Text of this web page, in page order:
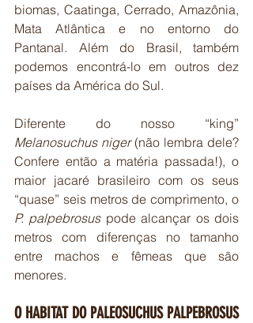
biomas, Caatinga, Cerrado, Amazônia,
Mata Atlântica e no entorno do
Pantanal. Além do Brasil, também
podemos encontrá-lo em outros dez
países da América do Sul.
Diferente do nosso “king”
Melanosuchus niger (não lembra dele?
Confere então a matéria passada!), o
maior jacaré brasileiro com os seus
P. palpebrosus pode alcançar os dois
metros com diferenças no tamanho
entre machos e fêmeas que são
menores.
O HABITAT DO PALEOSUCHUS PALPEBROSUS